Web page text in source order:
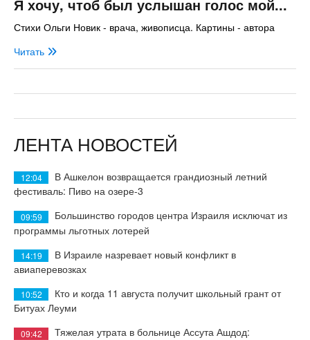
Я хочу, чтоб был услышан голос мой...
Стихи Ольги Новик - врача, живописца. Картины - автора
Читать
ЛЕНТА НОВОСТЕЙ
12:04
В Ашкелон возвращается грандиозный летний
фестиваль: Пиво на озере-3
09:59
Большинство городов центра Израиля исключат из
программы льготных лотерей
14:19
В Израиле назревает новый конфликт в
авиаперевозках
10:52
Кто и когда 11 августа получит школьный грант от
Битуах Леуми
09:42
Тяжелая утрата в больнице Ассута Ашдод: